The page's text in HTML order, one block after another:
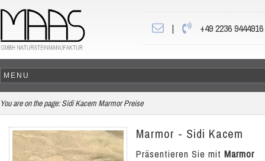
| +49 2236 9444916
You are on the page: Sidi Kacem Marmor Preise
Marmor - Sidi Kacem
Präsentieren Sie mit Marmor